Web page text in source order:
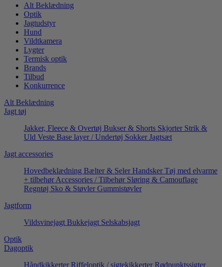
Alt Beklædning
Optik
Jagtudstyr
Hund
Vildtkamera
Lygter
Termisk optik
Brands
Tilbud
Konkurrence
Alt Beklædning
Jagt tøj
Jakker, Fleece & Overtøj Bukser & Shorts Skjorter Strik &
Uld Veste Base layer / Undertøj Sokker Jagtsæt
Jagt accessories
Hovedbeklædning Bælter & Seler Handsker Tøj med elvarme
+ tilbehør Accessories / Tilbehør Sløring & Camouflage
Regntøj Sko & Støvler Gummistøvler
Jagtform
Vildsvinejagt Bukkejagt Selskabsjagt
Optik
Dagoptik
Håndkikkerter Riffeloptik / sigtekikkerter Rødpunktssigter